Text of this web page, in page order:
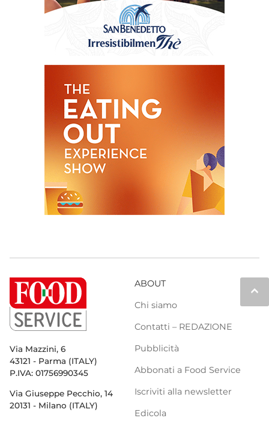
keyboard_arrow_up
Via Mazzini, 6
43121 - Parma (ITALY)
P.IVA: 01756990345
Via Giuseppe Pecchio, 14
20131 - Milano (ITALY)
ABOUT
Chi siamo
Contatti – REDAZIONE
Pubblicità
Abbonati a Food Service
Iscriviti alla newsletter
Edicola